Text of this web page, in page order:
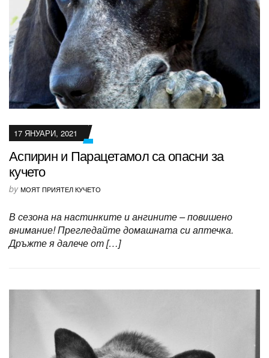
17 ЯНУАРИ, 2021
Аспирин и Парацетамол са опасни за
кучето
by МОЯТ ПРИЯТЕЛ КУЧЕТО
В сезона на настинките и ангините – повишено
внимание! Прегледайте домашната си аптечка.
Дръжте я далече от […]